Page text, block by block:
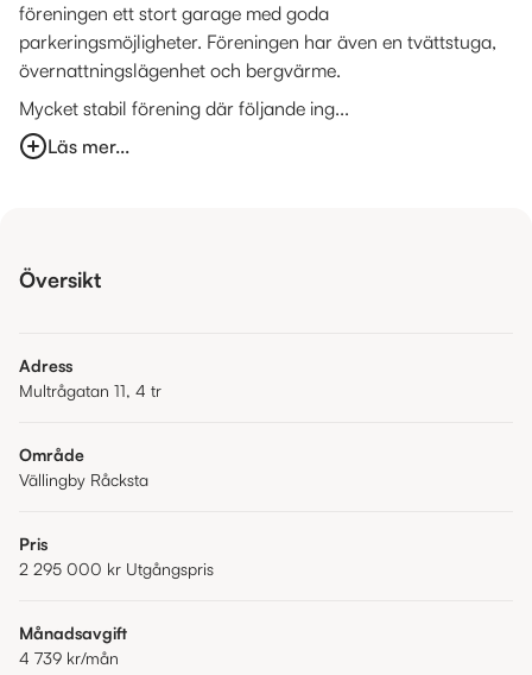
föreningen ett stort garage med goda
parkeringsmöjligheter. Föreningen har även en tvättstuga,
övernattningslägenhet och bergvärme.
Mycket stabil förening där följande ing...
Läs mer...
Översikt
Adress
Multrågatan 11, 4 tr
Område
Vällingby Råcksta
Pris
2 295 000 kr Utgångspris
Månadsavgift
4 739 kr/mån